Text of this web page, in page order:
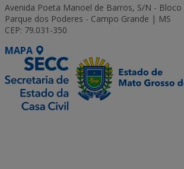
Avenida Poeta Manoel de Barros, S/N - Bloco
Parque dos Poderes - Campo Grande | MS
CEP: 79.031-350
MAPA